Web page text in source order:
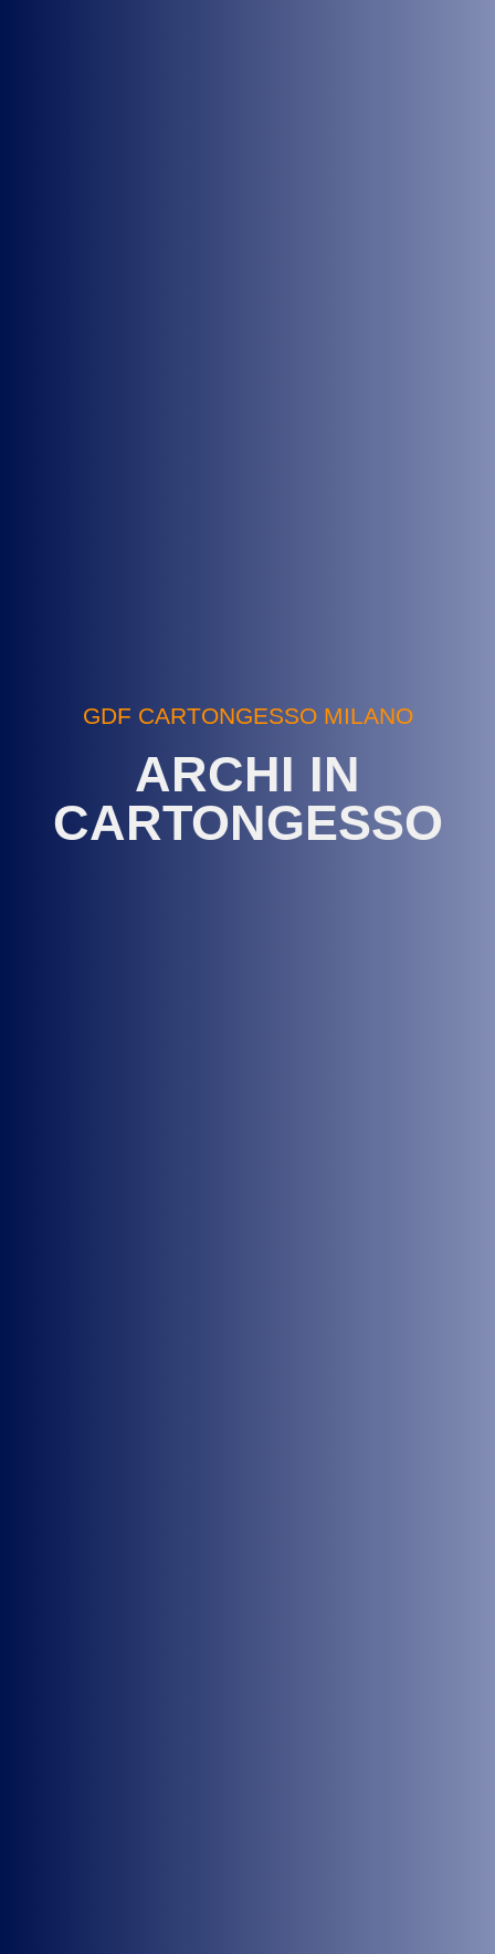
GDF CARTONGESSO MILANO
ARCHI IN
CARTONGESSO